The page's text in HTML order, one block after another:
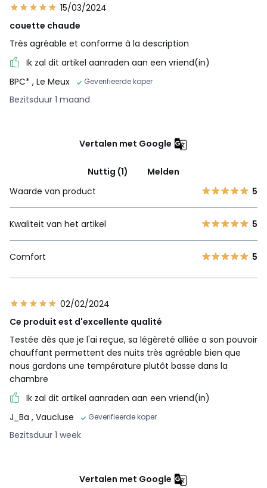
15/03/2024
couette chaude
Très agréable et conforme à la description
Ik zal dit artikel aanraden aan een vriend(in)
BPC* , Le Meux Geverifieerde koper
Bezitsduur 1 maand
Vertalen met Google
Nuttig (1)
Melden
Waarde van product
5
Kwaliteit van het artikel 5
Comfort 5
02/02/2024
Ce produit est d'excellente qualité
Testée dès que je l'ai reçue, sa légèreté alliée a son pouvoir
chauffant permettent des nuits très agréable bien que
nous gardons une température plutôt basse dans la
chambre
Ik zal dit artikel aanraden aan een vriend(in)
J_Ba , Vaucluse Geverifieerde koper
Bezitsduur 1 week
Vertalen met Google